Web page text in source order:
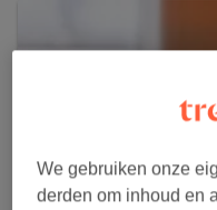
We gebruiken onze
derden om inhoud en